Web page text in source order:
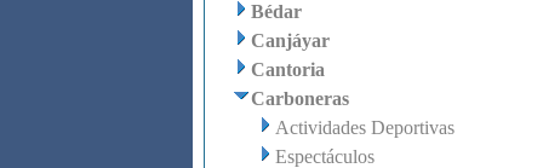
Bédar
Canjáyar
Cantoria
Carboneras
Actividades Deportivas
Espectáculos